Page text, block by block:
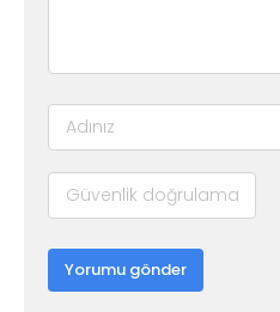
Yorumu gönder